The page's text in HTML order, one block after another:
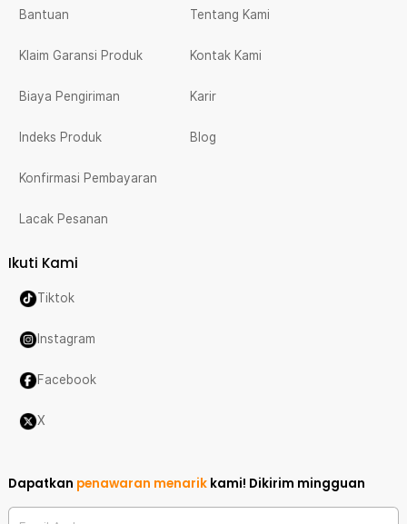
Bantuan
Klaim Garansi Produk
Biaya Pengiriman
Indeks Produk
Konfirmasi Pembayaran
Lacak Pesanan
Tentang Kami
Kontak Kami
Karir
Blog
Ikuti Kami
Tiktok
Instagram
Facebook
X
Dapatkan penawaran menarik kami! Dikirim mingguan